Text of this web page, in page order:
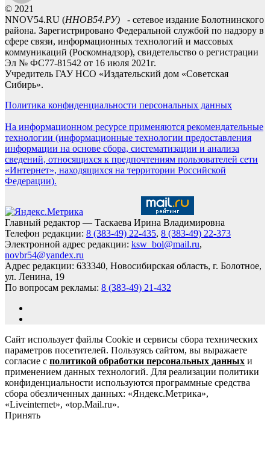
© 2021
NNOV54.RU (ННОВ54.РУ) - сетевое издание Болотнинского
района. Зарегистрировано Федеральной службой по надзору в
сфере связи, информационных технологий и массовых
коммуникаций (Роскомнадзор), свидетельство о регистрации
Эл № ФС77-81542 от 16 июля 2021г.
Учредитель ГАУ НСО «Издательский дом «Советская
Сибирь».
Политика конфиденциальности персональных данных
На информационном ресурсе применяются рекомендательные
технологии (информационные технологии предоставления
информации на основе сбора, систематизации и анализа
сведений, относящихся к предпочтениям пользователей сети
«Интернет», находящихся на территории Российской
Федерации).
Главный редактор — Таскаева Ирина Владимировна
Телефон редакции: 8 (383-49) 22-435, 8 (383-49) 22-373
Электронной адрес редакции: ksw_bol@mail.ru,
novbr54@yandex.ru
Адрес редакции: 633340, Новосибирская область, г. Болотное,
ул. Ленина, 19
По вопросам рекламы: 8 (383-49) 21-432
Сайт использует файлы Cookie и сервисы сбора технических
параметров посетителей. Пользуясь сайтом, вы выражаете
согласие с политикой обработки персональных данных и
применением данных технологий. Для реализации политики
конфиденциальности используются программные средства
сбора обезличенных данных: «Яндекс.Метрика»,
«Liveinternet», «top.Mail.ru».
Принять